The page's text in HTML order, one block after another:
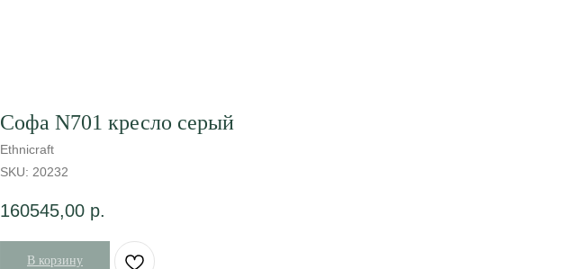
Софа N701 кресло серый
Ethnicraft
SKU: 20232
160545,00 р.
В корзину